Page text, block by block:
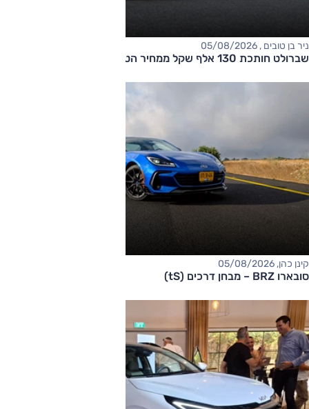
ניר בן טובים , 05/08/2026
שברולט חותכת 130 אלף שקל ממחיר הטאהו
קינן כהן, 05/08/2026
סובארו BRZ – מבחן דרכים (tS)